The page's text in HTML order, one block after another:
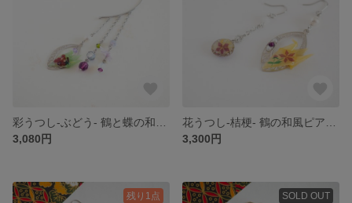
3,080円
3,300円
残り1点 SOLD OUT